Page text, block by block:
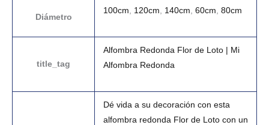
Diámetro
100cm 120cm 140cm 60cm 80cm
title_tag
Alfombra Redonda Flor de Loto | Mi
Alfombra Redonda
Dé vida a su decoración con esta
alfombra redonda Flor de Loto con un